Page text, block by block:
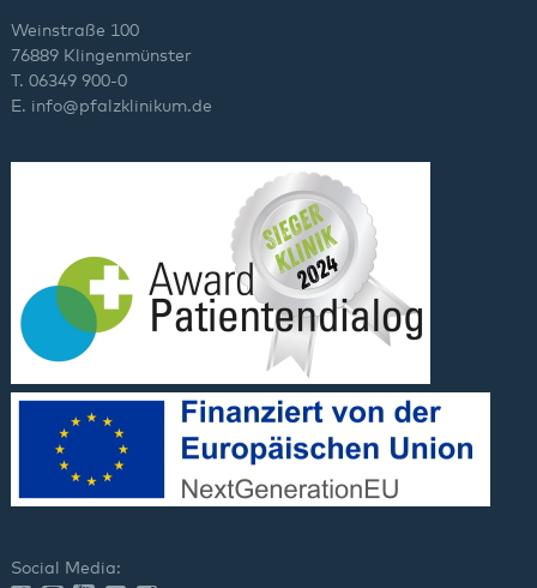
Weinstraße 100
76889 Klingenmünster
T. 06349 900-0
E. info@pfalzklinikum.de
Social Media: